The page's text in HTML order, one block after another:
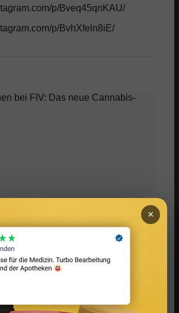
p/Bveq45qnKAU/
p/BvhXfeln8iE/
×